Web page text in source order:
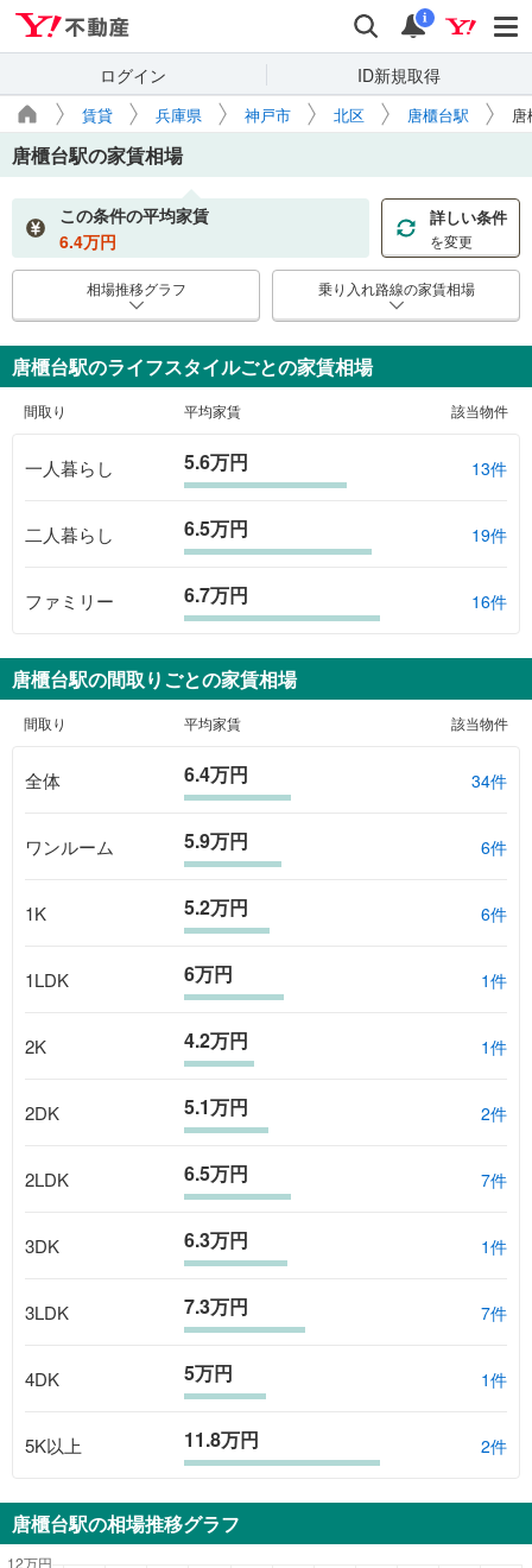
検索 通知
i
ログイン ID新規取得
賃貸 兵庫県 神戸市 北区 唐櫃台駅
唐櫃台駅の家賃相場
この条件の平均家賃
6.4万円
詳しい条件
を変更
相場推移グラフ 乗り入れ路線の家賃相場
唐櫃台駅のライフスタイルごとの家賃相場
間取り 平均家賃 該当物件
一人暮らし 5.6万円 13件
二人暮らし 6.5万円 19件
ファミリー 6.7万円 16件
唐櫃台駅の間取りごとの家賃相場
間取り 平均家賃 該当物件
全体 6.4万円 34件
ワンルーム 5.9万円 6件
1K 5.2万円 6件
1LDK 6万円 1件
2K 4.2万円 1件
2DK 5.1万円 2件
2LDK 6.5万円 7件
3DK 6.3万円 1件
3LDK 7.3万円 7件
4DK 5万円 1件
5K以上 11.8万円 2件
唐櫃台駅の相場推移グラフ